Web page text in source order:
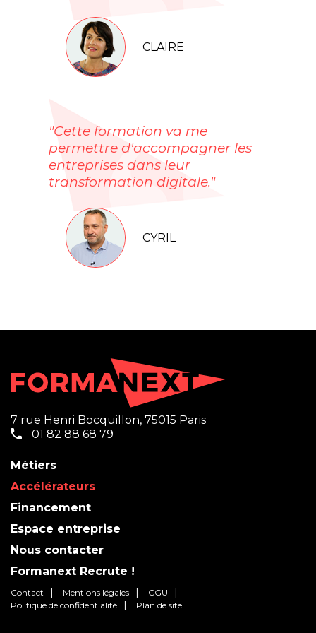
CLAIRE
"Cette formation va me
permettre d'accompagner les
entreprises dans leur
transformation digitale."
CYRIL
7 rue Henri Bocquillon, 75015 Paris
01 82 88 68 79
Métiers
Accélérateurs
Financement
Espace entreprise
Nous contacter
Formanext Recrute !
Contact Mentions légales
CGU
Politique de confidentialité
Plan de site